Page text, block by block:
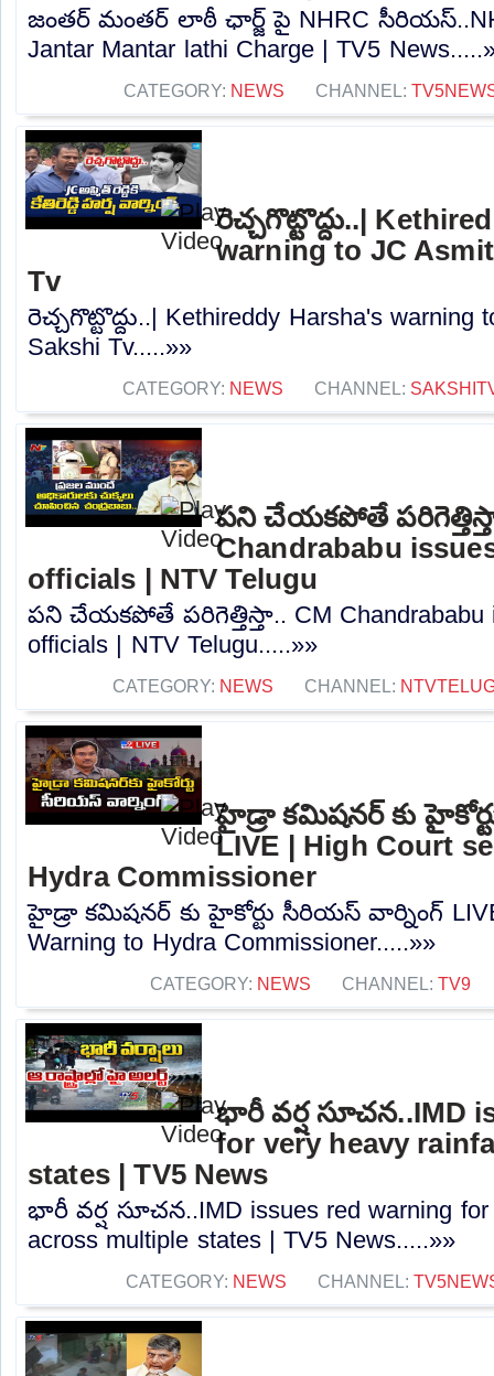
జంతర్ మంతర్ లాఠీ ఛార్జ్ పై NHRC
Jantar Mantar lathi Charge | TV5
CATEGORY: NEWS CHANNEL:
రెచ్చగొట్టొద్దు..|
warning to JC
Tv
రెచ్చగొట్టొద్దు..| Kethireddy Harsha's warning
Sakshi Tv.....»»
CATEGORY: NEWS CHANNEL:
పని చేయకపోతే
Chandrababu
officials | NTV Telugu
పని చేయకపోతే పరిగెత్తిస్తా.. CM Chandrababu
officials | NTV Telugu.....»»
CATEGORY: NEWS CHANNEL:
హైడ్రా కమిషనర్ కు
LIVE | High Court
Hydra Commissioner
హైడ్రా కమిషనర్ కు హైకోర్టు సీరియస్ వార్నింగ్
Warning to Hydra Commissioner.....»»
CATEGORY: NEWS CHANNEL: TV9
భారీ వర్ష సూచన..IMD
for very heavy
states | TV5 News
భారీ వర్ష సూచన..IMD issues red warning for
across multiple states | TV5 News.....»»
CATEGORY: NEWS CHANNEL: